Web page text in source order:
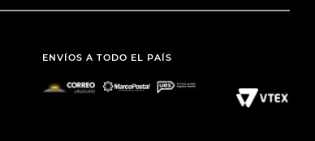
ENVÍOS A TODO EL PAÍS